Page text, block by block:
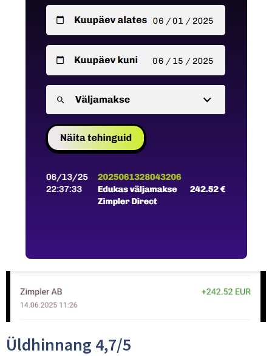
Üldhinnang 4,7/5